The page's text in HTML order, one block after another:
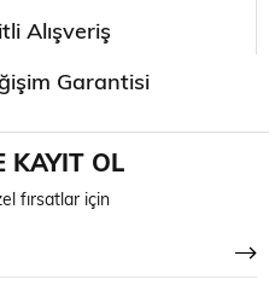
Alışveriş
Garantisi
KAYIT OL
fırsatlar için